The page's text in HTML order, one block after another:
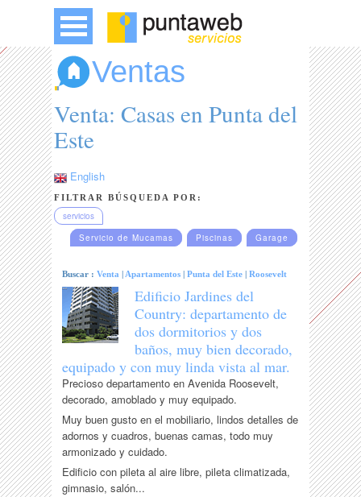
Ventas
Venta: Casas en Punta del
Este
English
FILTRAR BÚSQUEDA POR:
servicios
Servicio de Mucamas
Piscinas Garage
Buscar :Venta |Apartamentos |Punta del Este |Roosevelt
Edificio Jardines del
Country: departamento de
dos dormitorios y dos
baños, muy bien decorado,
equipado y con muy linda vista al mar.
Precioso departamento en Avenida Roosevelt,
decorado, amoblado y muy equipado.
Muy buen gusto en el mobiliario, lindos detalles de
adornos y cuadros, buenas camas, todo muy
armonizado y cuidado.
Edificio con pileta al aire libre, pileta climatizada,
gimnasio, salón...